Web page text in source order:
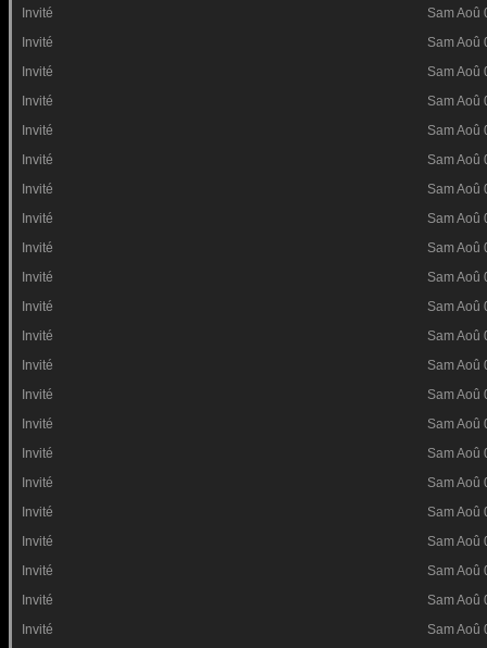
Invité
Sam Aoû
Invité
Sam Aoû
Invité
Sam Aoû
Invité
Sam Aoû
Invité
Sam Aoû
Invité
Sam Aoû
Invité
Sam Aoû
Invité
Sam Aoû
Invité
Sam Aoû
Invité
Sam Aoû
Invité
Sam Aoû
Invité
Sam Aoû
Invité
Sam Aoû
Invité
Sam Aoû
Invité
Sam Aoû
Invité
Sam Aoû
Invité
Sam Aoû
Invité
Sam Aoû
Invité
Sam Aoû
Invité
Sam Aoû
Invité
Sam Aoû
Invité
Sam Aoû